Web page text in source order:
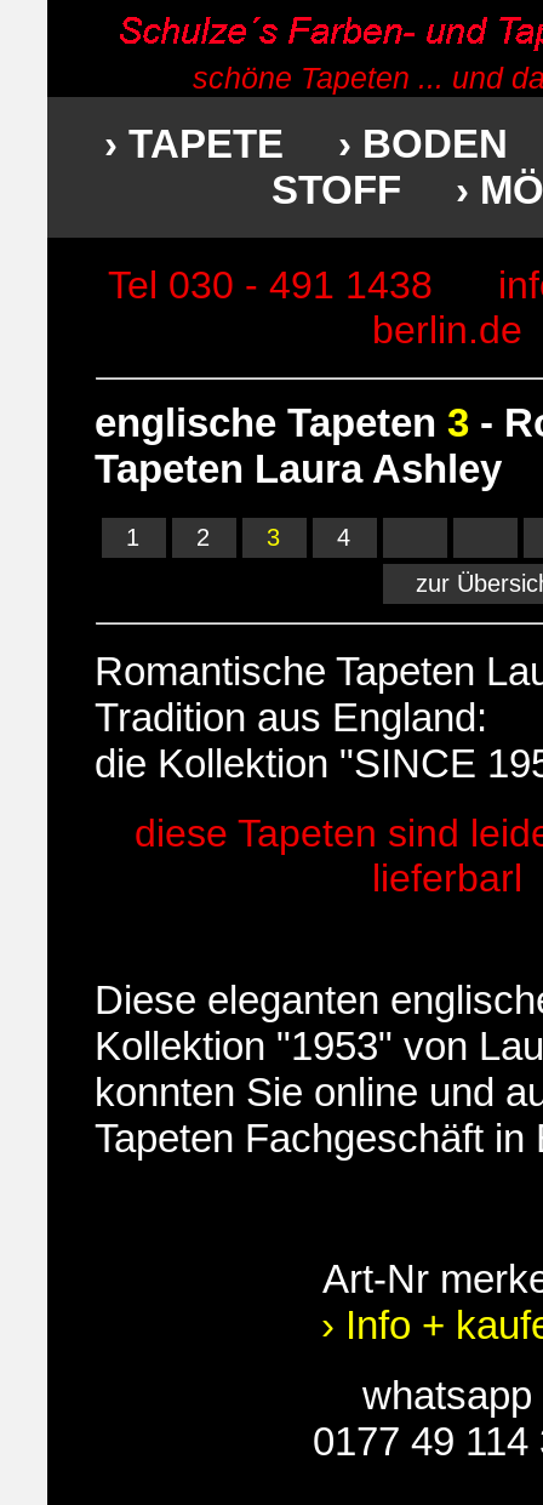
schöne Tapeten ... und
› TAPETE
› BODEN
STOFF ›
Tel 030 - 491 1438
berlin.de
englische Tapeten3 -
Tapeten Laura Ashley
1 2 3
4
zur
Romantische Tapeten
Tradition aus England:
die Kollektion "SINCE
diese Tapeten sind
lieferbarl
Diese eleganten
Kollektion "1953" von
konnten Sie online und
Tapeten Fachgeschäft in
Art-Nr
› Info +
whatsapp
0177 49 114